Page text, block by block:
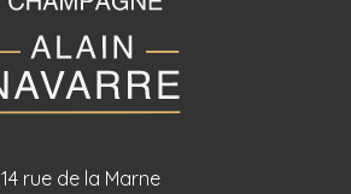
14 rue de la Marne